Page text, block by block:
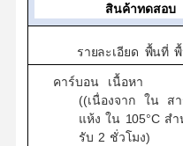
สินค้าทดสอบ
รายละเอียด พื้นที่
คาร์บอน
เนื้อหา
((เนื่องจาก
ใน ส
แห้ง ใน 105°C สํา
รับ 2 ชั่วโมง)